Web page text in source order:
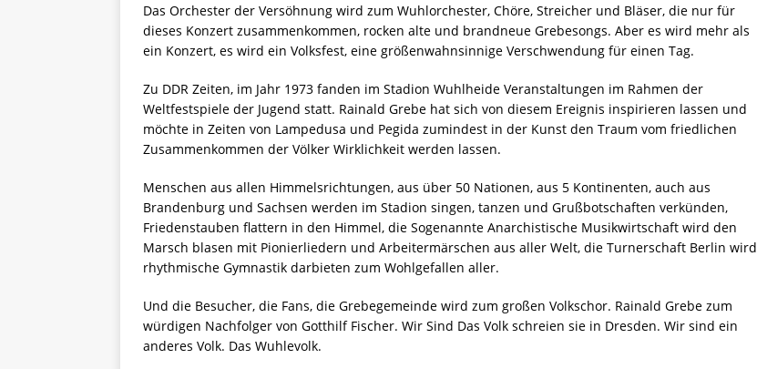
Das Orchester der Versöhnung wird zum Wuhlorchester, Chöre, Streicher und Bläser, die nur für
dieses Konzert zusammenkommen, rocken alte und brandneue Grebesongs. Aber es wird mehr als
ein Konzert, es wird ein Volksfest, eine größenwahnsinnige Verschwendung für einen Tag.
Zu DDR Zeiten, im Jahr 1973 fanden im Stadion Wuhlheide Veranstaltungen im Rahmen der
Weltfestspiele der Jugend statt. Rainald Grebe hat sich von diesem Ereignis inspirieren lassen und
möchte in Zeiten von Lampedusa und Pegida zumindest in der Kunst den Traum vom friedlichen
Zusammenkommen der Völker Wirklichkeit werden lassen.
Menschen aus allen Himmelsrichtungen, aus über 50 Nationen, aus 5 Kontinenten, auch aus
Brandenburg und Sachsen werden im Stadion singen, tanzen und Grußbotschaften verkünden,
Friedenstauben flattern in den Himmel, die Sogenannte Anarchistische Musikwirtschaft wird den
Marsch blasen mit Pionierliedern und Arbeitermärschen aus aller Welt, die Turnerschaft Berlin wird
rhythmische Gymnastik darbieten zum Wohlgefallen aller.
Und die Besucher, die Fans, die Grebegemeinde wird zum großen Volkschor. Rainald Grebe zum
würdigen Nachfolger von Gotthilf Fischer. Wir Sind Das Volk schreien sie in Dresden. Wir sind ein
anderes Volk. Das Wuhlevolk.